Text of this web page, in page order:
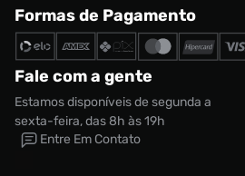
Formas de Pagamento
Fale com a gente
Estamos disponíveis de segunda a
sexta-feira, das 8h às 19h
Entre Em Contato